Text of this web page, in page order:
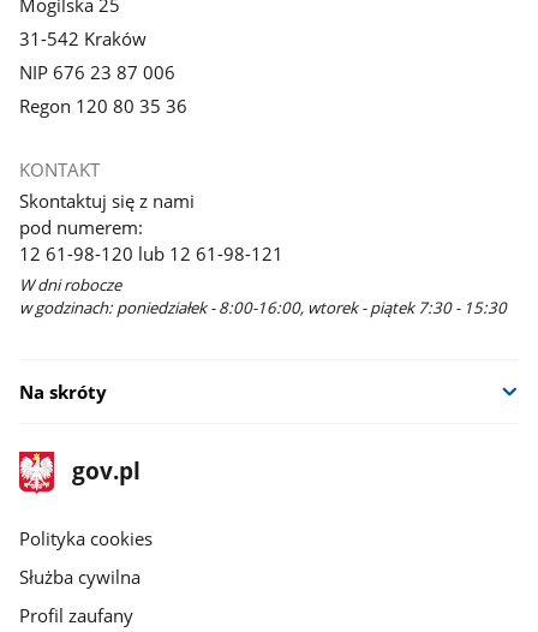
Mogilska 25
31-542 Kraków
NIP 676 23 87 006
Regon 120 80 35 36
KONTAKT
Skontaktuj się z nami
pod numerem:
12 61-98-120 lub 12 61-98-121
W dni robocze
w godzinach: poniedziałek - 8:00-16:00, wtorek - piątek 7:30 - 15:30
Na skróty
stopka
gov.pl
Strona
gov.pl
gov.pl
Polityka cookies
Służba cywilna
Profil zaufany